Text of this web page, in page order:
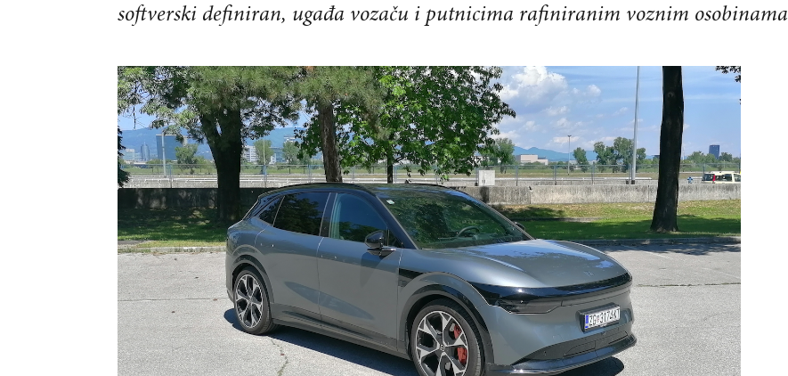
softverski definiran, ugađa vozaču i putnicima rafiniranim voznim osobinama